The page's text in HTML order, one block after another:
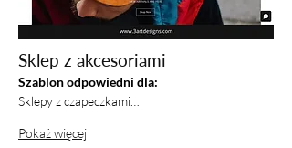
Sklep z akcesoriami
Szablon odpowiedni dla:
Sklepy z czapeczkami…
Pokaż więcej